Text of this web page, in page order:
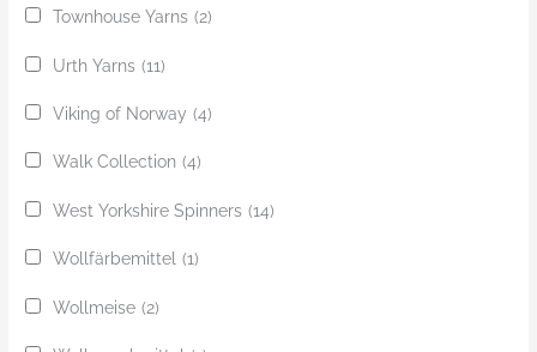
Townhouse Yarns (2)
Urth Yarns (11)
Viking of Norway (4)
Walk Collection (4)
West Yorkshire Spinners (14)
Wollfärbemittel (1)
Wollmeise (2)